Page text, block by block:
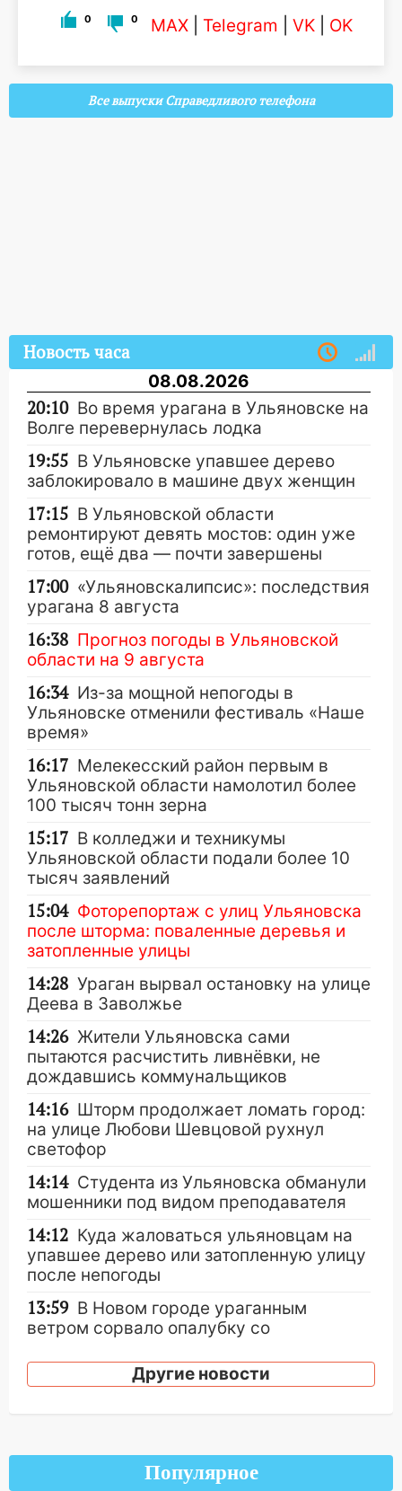
0 0 MAX Telegram VK OK
Все выпуски Справедливого телефона
Новость часа
08.08.2026
20:10 Во время урагана в Ульяновске на
Волге перевернулась лодка
19:55 В Ульяновске упавшее дерево
заблокировало в машине двух женщин
17:15 В Ульяновской области
ремонтируют девять мостов: один уже
готов, ещё два — почти завершены
17:00 «Ульяновскалипсис»: последствия
урагана 8 августа
16:38 Прогноз погоды в Ульяновской
области на 9 августа
16:34 Из-за мощной непогоды в
Ульяновске отменили фестиваль «Наше
время»
16:17 Мелекесский район первым в
Ульяновской области намолотил более
100 тысяч тонн зерна
15:17 В колледжи и техникумы
Ульяновской области подали более 10
тысяч заявлений
15:04 Фоторепортаж с улиц Ульяновска
после шторма: поваленные деревья и
затопленные улицы
14:28 Ураган вырвал остановку на улице
Деева в Заволжье
14:26 Жители Ульяновска сами
пытаются расчистить ливнёвки, не
дождавшись коммунальщиков
14:16 Шторм продолжает ломать город:
на улице Любови Шевцовой рухнул
светофор
14:14 Студента из Ульяновска обманули
мошенники под видом преподавателя
14:12 Куда жаловаться ульяновцам на
упавшее дерево или затопленную улицу
после непогоды
13:59 В Новом городе ураганным
ветром сорвало опалубку со
13:54 В мэрии Ульяновска рассказали,
13:49 Стихия продолжает крушить
Ульяновск: дерево рухнуло на дом на
Другие новости
Популярное